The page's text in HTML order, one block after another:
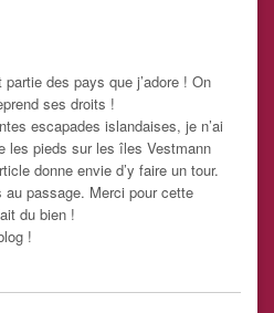
des pays que j’adore ! On
ses droits !
escapades islandaises, je n’ai
les pieds sur les îles Vestmann
donne envie d’y faire un tour.
passage. Merci pour cette
du bien !
!